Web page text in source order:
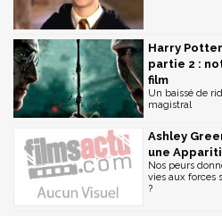
Harry
partie 2 :
film
Un baissé de
magistral
Ashley
une
Nos peurs
vies aux forces
?